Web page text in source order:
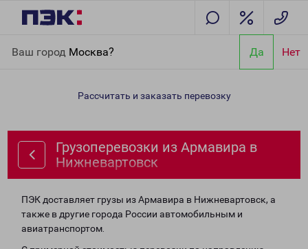
Ваш город Москва? Да Нет
Нижневартовск
Рассчитать и заказать перевозку
Грузоперевозки из Армавира в
Нижневартовск
ПЭК доставляет грузы из Армавира в Нижневартовск, а
также в другие города России автомобильным и
авиатранспортом.